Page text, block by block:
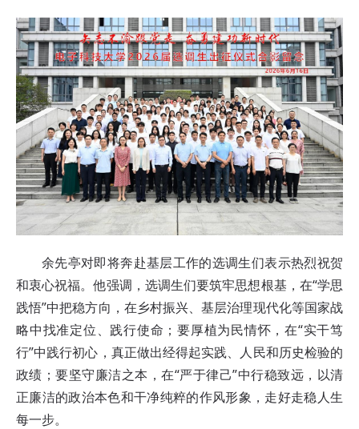
余先亭对即将奔赴基层工作的选调生们表示热烈祝贺
和衷心祝福。他强调，选调生们要筑牢思想根基，在“学思
践悟”中把稳方向，在乡村振兴、基层治理现代化等国家战
略中找准定位、践行使命；要厚植为民情怀，在“实干笃
行”中践行初心，真正做出经得起实践、人民和历史检验的
政绩；要坚守廉洁之本，在“严于律己”中行稳致远，以清
正廉洁的政治本色和干净纯粹的作风形象，走好走稳人生
每一步。